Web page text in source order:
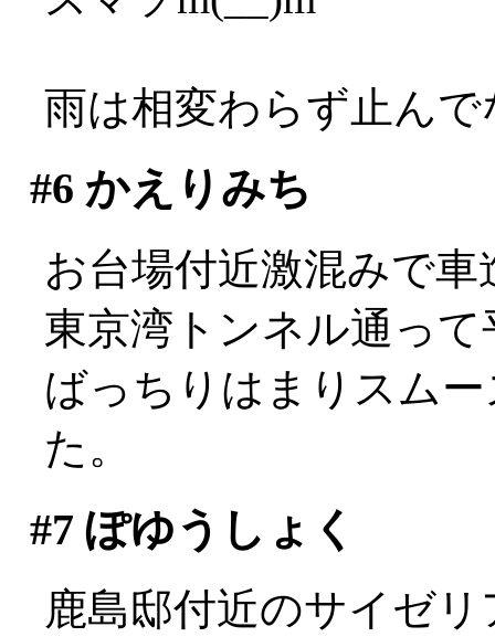
雨は相変わらず止ん
#6 かえりみち
お台場付近激混みで車
東京湾トンネル通っ
ばっちりはまりスム
た。
#7 ぽゆうしょく
鹿島邸付近のサイゼ